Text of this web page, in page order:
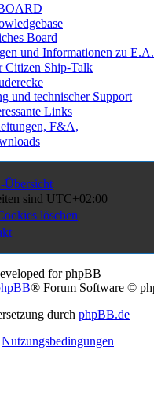
Board
und Informationen zu
Ship-Talk
und technischer Support
Links
F&A,
Übersicht
sind UTC+02:00
löschen
for phpBB
® Forum Software ©
durch phpBB.de
Nutzungsbedingungen